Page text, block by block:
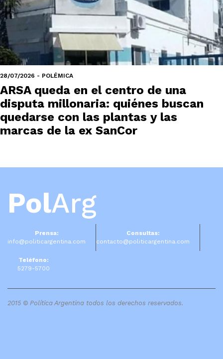
28/07/2026 - POLÉMICA
ARSA queda en el centro de una
disputa millonaria: quiénes buscan
quedarse con las plantas y las
marcas de la ex SanCor
PolArg
Prensa:
info@politicargentina.com
Consultas:
contacto@politicargentina.com
Teléfono:
5279-5700
2015 © Política Argentina todos los derechos reservados.